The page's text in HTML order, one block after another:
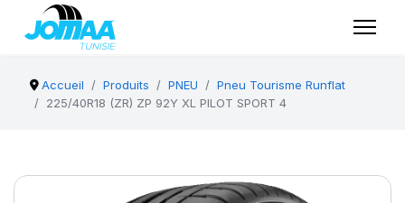
Accueil Produits PNEU
Pneu Tourisme Runflat
225/40R18 (ZR) ZP 92Y XL PILOT SPORT 4